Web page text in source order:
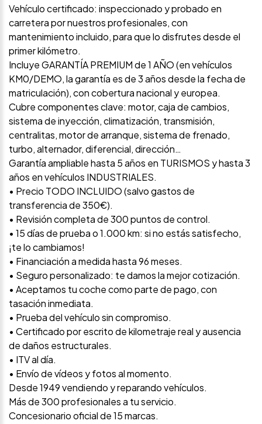
Vehículo certificado: inspeccionado y probado en
carretera por nuestros profesionales, con
mantenimiento incluido, para que lo disfrutes desde el
primer kilómetro.
Incluye GARANTÍA PREMIUM de 1 AÑO (en vehículos
KM0/DEMO, la garantía es de 3 años desde la fecha de
matriculación), con cobertura nacional y europea.
Cubre componentes clave: motor, caja de cambios,
sistema de inyección, climatización, transmisión,
centralitas, motor de arranque, sistema de frenado,
turbo, alternador, diferencial, dirección…
Garantía ampliable hasta 5 años en TURISMOS y hasta 3
años en vehículos INDUSTRIALES.
• Precio TODO INCLUIDO (salvo gastos de
transferencia de 350€).
• Revisión completa de 300 puntos de control.
• 15 días de prueba o 1.000 km: si no estás satisfecho,
¡te lo cambiamos!
• Financiación a medida hasta 96 meses.
• Seguro personalizado: te damos la mejor cotización.
• Aceptamos tu coche como parte de pago, con
tasación inmediata.
• Prueba del vehículo sin compromiso.
• Certificado por escrito de kilometraje real y ausencia
de daños estructurales.
• ITV al día.
• Envío de vídeos y fotos al momento.
Desde 1949 vendiendo y reparando vehículos.
Más de 300 profesionales a tu servicio.
Concesionario oficial de 15 marcas.